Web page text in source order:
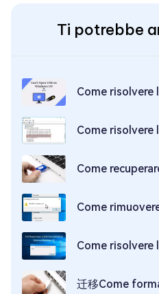
Ti potrebbe
Come risolvere l’errore
Come risolvere
Come recuperare dati
Come rimuovere la
Come risolvere
迁移Come